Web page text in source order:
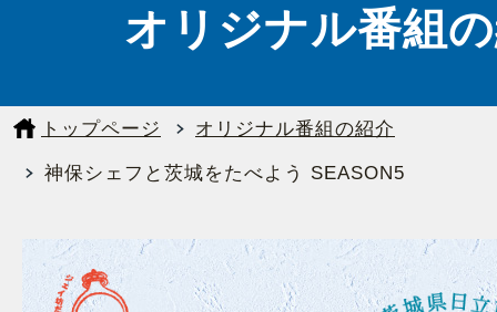
オリジナル番組
トップページ
オリジナル番組の紹介
神保シェフと茨城をたべよう SEASON5